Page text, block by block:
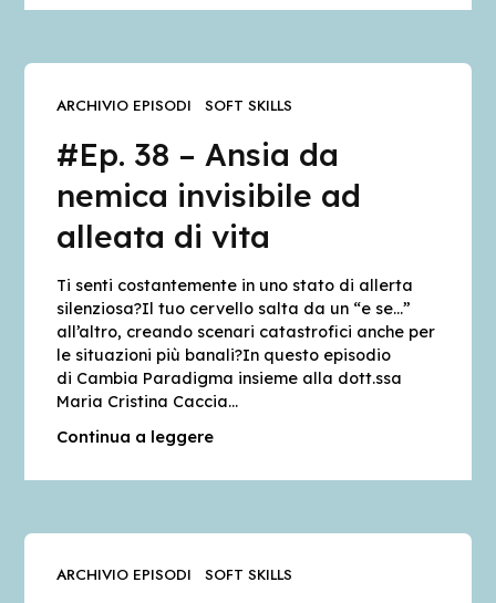
ARCHIVIO EPISODI SOFT SKILLS
#Ep. 38 – Ansia da
nemica invisibile ad
alleata di vita
Ti senti costantemente in uno stato di allerta
silenziosa?Il tuo cervello salta da un “e se…”
all’altro, creando scenari catastrofici anche per
le situazioni più banali?In questo episodio
di Cambia Paradigma insieme alla dott.ssa
Maria Cristina Caccia…
Continua a leggere
ARCHIVIO EPISODI SOFT SKILLS